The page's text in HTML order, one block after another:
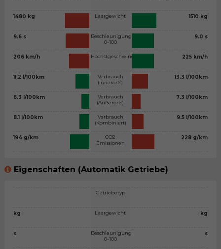
1480 kg
9.6 s
206 km/h
11.2 l/100km
6.3 l/100km
8.1 l/100km
194 g/km
Leergewicht
Beschleunigung
0-100
Höchstgeschwindigkeit
Verbrauch
(Innerorts)
Verbrauch
(Außerorts)
Verbrauch
(Kombiniert)
CO2
Emissionen
1510 kg
9.0 s
225 km/h
13.3 l/100km
7.3 l/100km
9.5 l/100km
228 g/km
Eigenschaften (Automatik Getriebe)
kg
s
Getriebetyp
Leergewicht
Beschleunigung
0-100
kg
s